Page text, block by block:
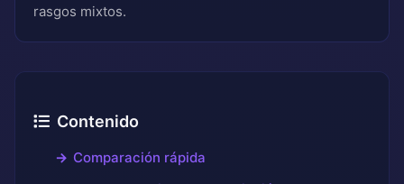
rasgos mixtos.
Contenido
Comparación rápida